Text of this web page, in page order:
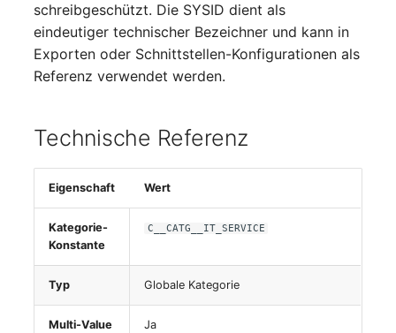
Telefon
Telefonanlage
Stromversorgung
Verstärker
Verteilerkasten
schreibgeschützt. Die SYSID dient als
eindeutiger technischer Bezeichner und kann in
Exporten oder Schnittstellen-Konfigurationen als
Referenz verwendet werden.
Technische Referenz
Eigenschaft Wert
Kategorie-
Konstante
C__CATG__IT_SERVICE
Typ Globale Kategorie
Multi-Value Ja